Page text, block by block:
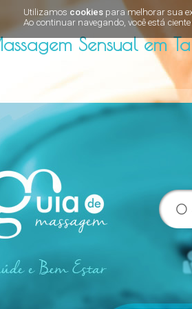
Utilizamos cookiespara melhorar sua
Ao continuar navegando, você está
Sensual em